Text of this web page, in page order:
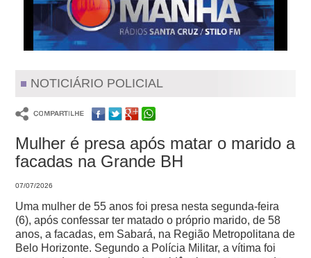
NOTICIÁRIO POLICIAL
Mulher é presa após matar o marido a
facadas na Grande BH
07/07/2026
Uma mulher de 55 anos foi presa nesta segunda-feira
(6), após confessar ter matado o próprio marido, de 58
anos, a facadas, em Sabará, na Região Metropolitana de
Belo Horizonte. Segundo a Polícia Militar, a vítima foi